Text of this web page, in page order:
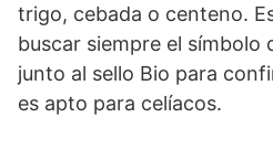
trigo, cebada o centeno.
buscar siempre el símbolo
junto al sello Bio para
es apto para celíacos.